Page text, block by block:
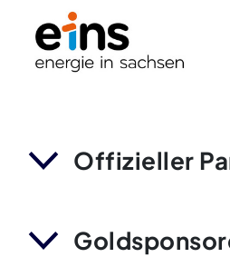
Offizieller